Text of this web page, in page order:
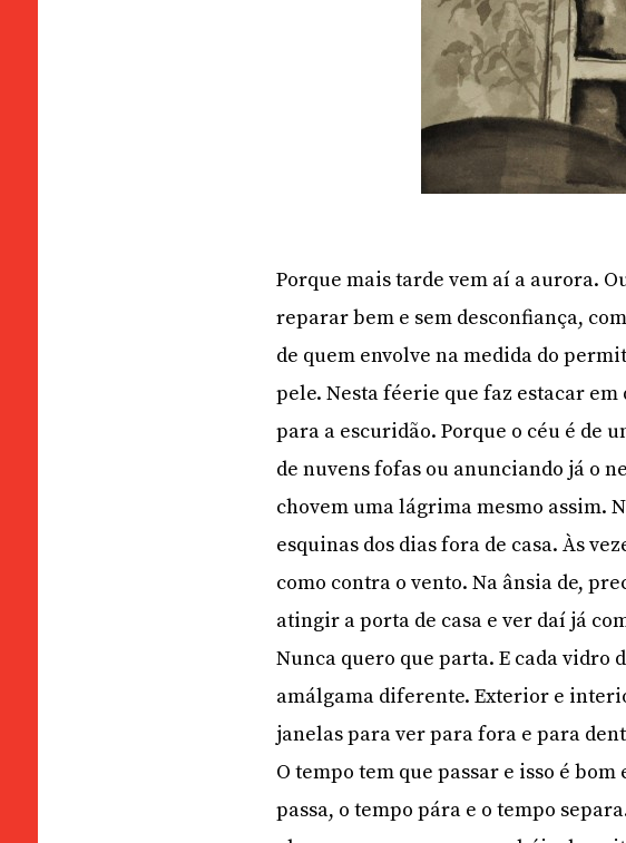
Porque mais tarde vem aí a aurora.
reparar bem e sem desconfiança,
de quem envolve na medida do
pele. Nesta féerie que faz estacar
para a escuridão. Porque o céu é de
de nuvens fofas ou anunciando já o
chovem uma lágrima mesmo assim.
esquinas dos dias fora de casa. Às
como contra o vento. Na ânsia de,
atingir a porta de casa e ver daí já
Nunca quero que parta. E cada vidro
amálgama diferente. Exterior e
janelas para ver para fora e para
O tempo tem que passar e isso é
passa, o tempo pára e o tempo